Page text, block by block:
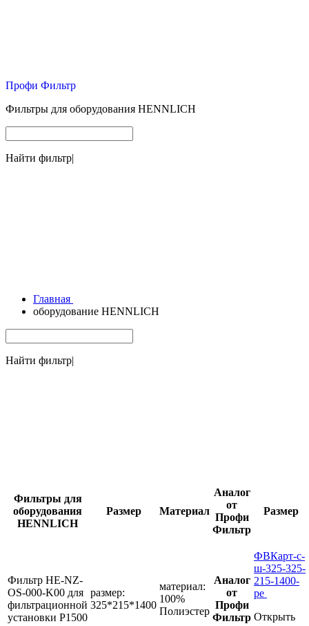
Профи Фильтр
Фильтры для оборудования HENNLICH
Найти фильтр|
Главная
оборудование HENNLICH
Найти фильтр|
Фильтры для
оборудования
HENNLICH
Размер Материал
Аналог
от
Профи
Фильтр
Размер
Фильтр HE-NZ-
OS-000-K00 для
фильтрационной
установки P1500
размер:
325*215*1400
материал:
100%
Полиэстер
Аналог
от
Профи
Фильтр
ФВКарт-с-
ш-325-325-
215-1400-
pe
Открыть